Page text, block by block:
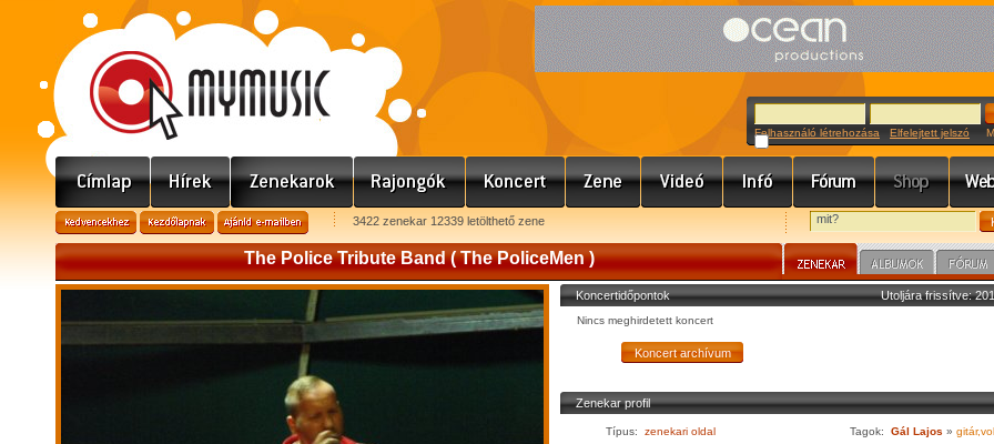
Felhasználó létrehozása Elfelejtett jelszó
3422 zenekar 12339 letölthető zene
The Police Tribute Band ( The PoliceMen )
Utoljára frissítve:
Koncertidőpontok
Nincs meghirdetett koncert
Zenekar profil
Típus:
zenekari oldal
Tagok: Gál Lajos »